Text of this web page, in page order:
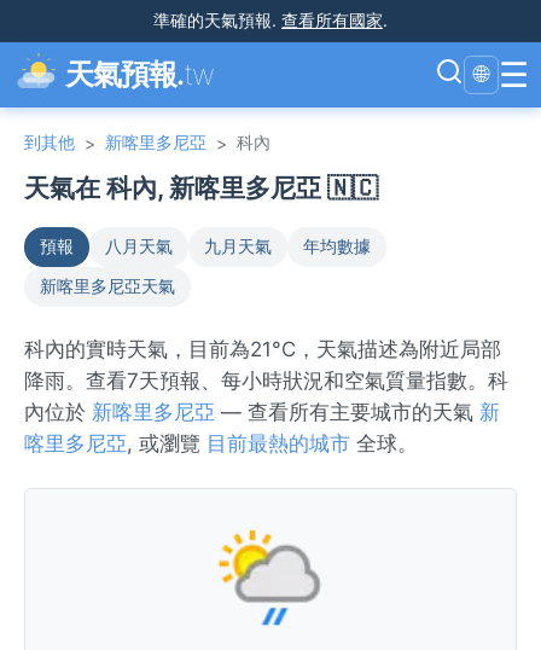
準確的天氣預報. 查看所有國家.
天氣預報.tw 🌐 ☰
到其他 > 新喀里多尼亞 > 科內
天氣在 科內, 新喀里多尼亞 🇳🇨
預報 八月天氣 九月天氣
年均數據
新喀里多尼亞天氣
科內的實時天氣，目前為21°C，天氣描述為附近局部
降雨。查看7天預報、每小時狀況和空氣質量指數。科
內位於 新喀里多尼亞 — 查看所有主要城市的天氣 新
喀里多尼亞, 或瀏覽 目前最熱的城市 全球。